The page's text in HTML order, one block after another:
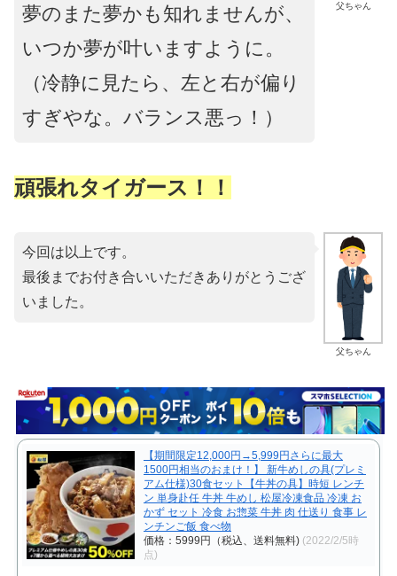
父ちゃん
夢のまた夢かも知れませんが、
いつか夢が叶いますように。
（冷静に見たら、左と右が偏り
すぎやな 。 バランス 悪っ ！ ）
頑張れタイガース！！
父ちゃん
今回は以上です。
最後までお付き合いいただきありがとうござ
いました。
【期間限定12,000円→5,999円さらに最大
1500円相当のおまけ！】 新牛めしの具(プレミ
アム仕様)30食セット【牛丼の具】時短 レンチ
ン 単身赴任 牛丼 牛めし 松屋冷凍食品 冷凍 お
かず セット 冷食 お惣菜 牛丼 肉 仕送り 食事 レ
ンチンご飯 食べ物
価格：5999円（税込、送料無料) (2022/2/5時
点)